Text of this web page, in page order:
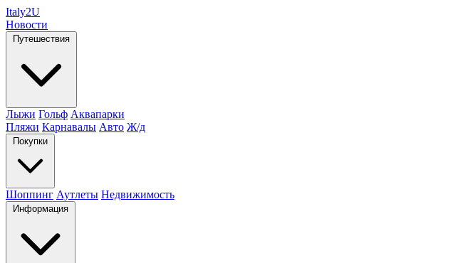
Italy2U
Новости
Путешествия
Лыжи Гольф Аквапарки
Пляжи Карнавалы Авто Ж/д
Покупки
Шоппинг Аутлеты Недвижимость
Информация